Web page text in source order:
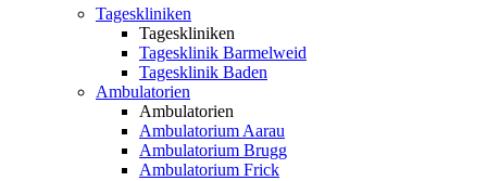
Tageskliniken
Tageskliniken
Tagesklinik Barmelweid
Tagesklinik Baden
Ambulatorien
Ambulatorien
Ambulatorium Aarau
Ambulatorium Brugg
Ambulatorium Frick